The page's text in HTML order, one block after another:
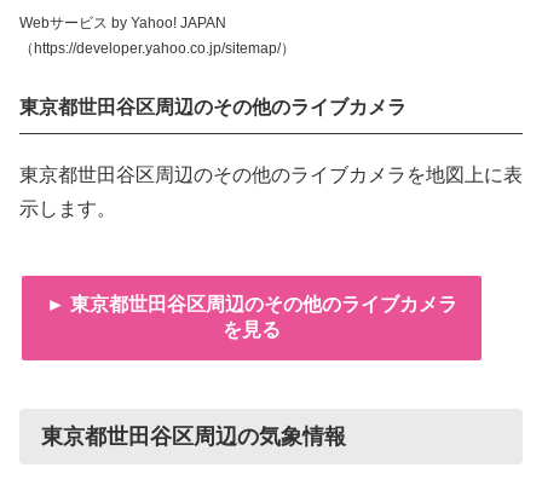
Webサービス by Yahoo! JAPAN
（https://developer.yahoo.co.jp/sitemap/）
東京都世田谷区周辺のその他のライブカメラ
東京都世田谷区周辺のその他のライブカメラを地図上に表
示します。
► 東京都世田谷区周辺のその他のライブカメラ
を見る
東京都世田谷区周辺の気象情報